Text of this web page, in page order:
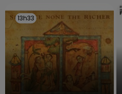
13h33
13h33